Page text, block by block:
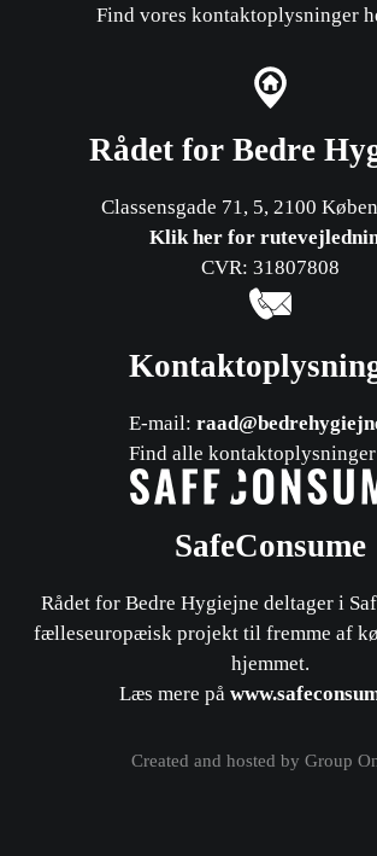
Find vores kontaktoplysninger
Rådet for Bedre
Classensgade 71, 5, 2100
Klik her for
CVR: 31807808
E-mail:
Find alle kontaktoplysninger
SafeConsume
Rådet for Bedre Hygiejne deltager i
fælleseuropæisk projekt til fremme af
hjemmet.
​Læs mere på
Created and hosted by Group